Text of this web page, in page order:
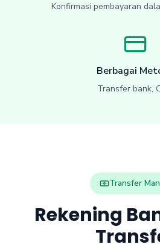
Konfirmasi pembayaran
Berbagai
Transfer bank,
Transfer
Rekening